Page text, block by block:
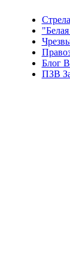
"Белая
Блог
ПЗВ